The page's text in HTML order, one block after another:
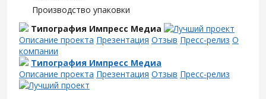
Производство упаковки
Типография Импресс Медиа
Описание проекта Презентация Отзыв Пресс-релиз О
компании
Типография Импресс Медиа
Описание проекта Презентация Отзыв Пресс-релиз